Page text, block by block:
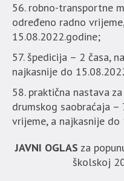
robno-transportne
određeno radno
15.08.2022.godine;
špedicija – 2 časa,
najkasnije do
praktična nastava
drumskog saobraćaja –
vrijeme, a najkasnije do
JAVNI OGLAS za
školskoj